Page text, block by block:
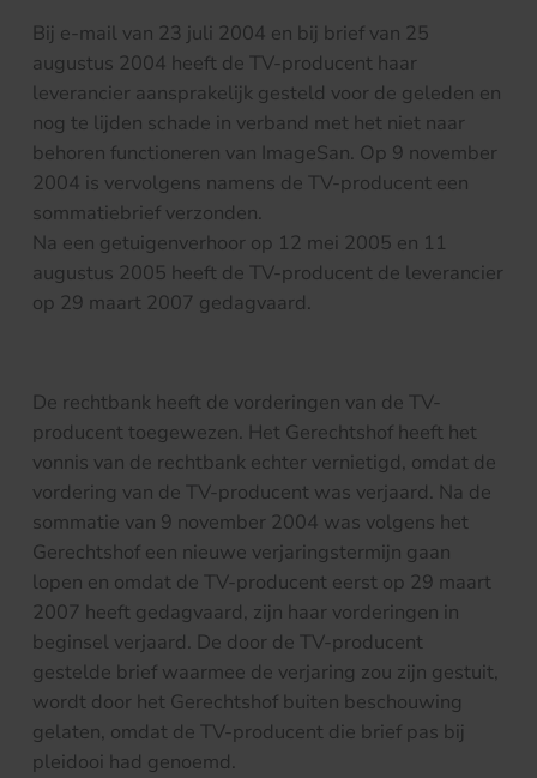
Bij e-mail van 23 juli 2004 en bij brief van 25
augustus 2004 heeft de TV-producent haar
leverancier aansprakelijk gesteld voor de geleden en
nog te lijden schade in verband met het niet naar
behoren functioneren van ImageSan. Op 9 november
2004 is vervolgens namens de TV-producent een
sommatiebrief verzonden.
Na een getuigenverhoor op 12 mei 2005 en 11
augustus 2005 heeft de TV-producent de leverancier
op 29 maart 2007 gedagvaard.
De rechtbank heeft de vorderingen van de TV-
producent toegewezen. Het Gerechtshof heeft het
vonnis van de rechtbank echter vernietigd, omdat de
vordering van de TV-producent was verjaard. Na de
sommatie van 9 november 2004 was volgens het
Gerechtshof een nieuwe verjaringstermijn gaan
lopen en omdat de TV-producent eerst op 29 maart
2007 heeft gedagvaard, zijn haar vorderingen in
beginsel verjaard. De door de TV-producent
gestelde brief waarmee de verjaring zou zijn gestuit,
wordt door het Gerechtshof buiten beschouwing
gelaten, omdat de TV-producent die brief pas bij
pleidooi had genoemd.